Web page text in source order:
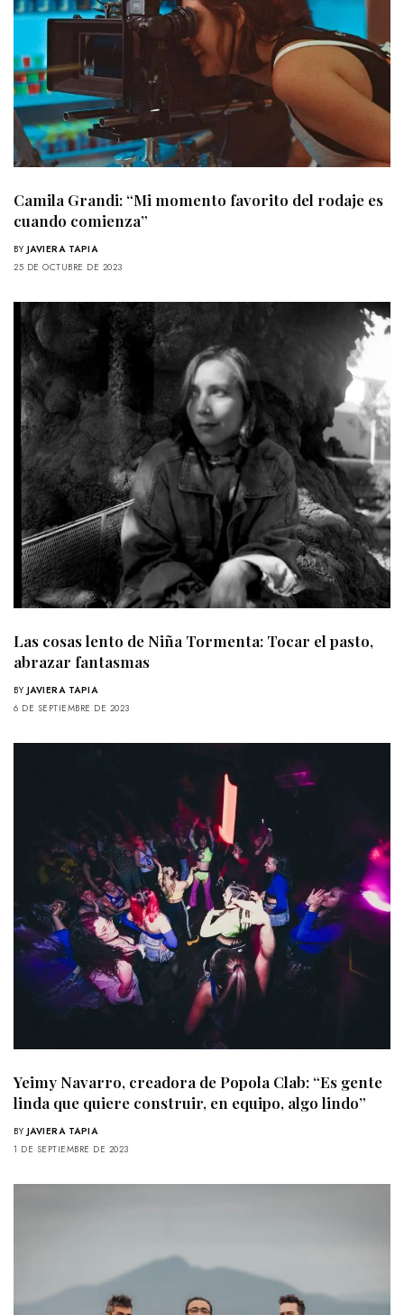
Camila Grandi: “Mi momento favorito del rodaje es
cuando comienza”
BY JAVIERA TAPIA
25 DE OCTUBRE DE 2023
Las cosas lento de Niña Tormenta: Tocar el pasto,
abrazar fantasmas
BY JAVIERA TAPIA
6 DE SEPTIEMBRE DE 2023
Yeimy Navarro, creadora de Popola Clab: “Es gente
linda que quiere construir, en equipo, algo lindo”
BY JAVIERA TAPIA
1 DE SEPTIEMBRE DE 2023